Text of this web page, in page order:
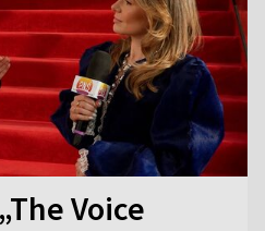
Voice